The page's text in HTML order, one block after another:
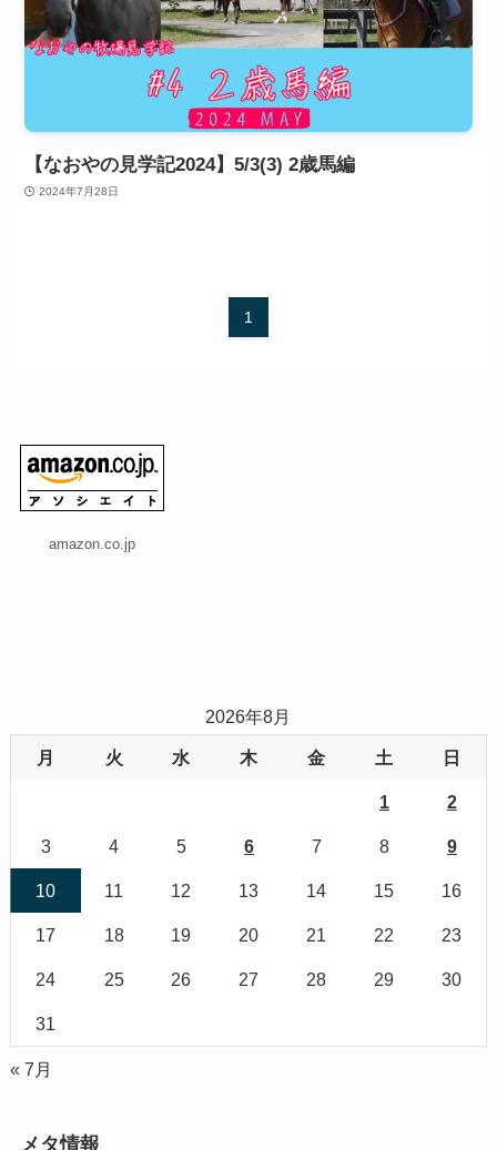
【なおやの見学記2024】5/3(3) 2歳馬編
2024年7月28日
1
amazon.co.jp
2026年8月
月 火 水 木 金 土 日
1 2
3 4 5 6 7 8 9
10 11 12 13 14 15 16
17 18 19 20 21 22 23
24 25 26 27 28 29 30
31
« 7月
メタ情報